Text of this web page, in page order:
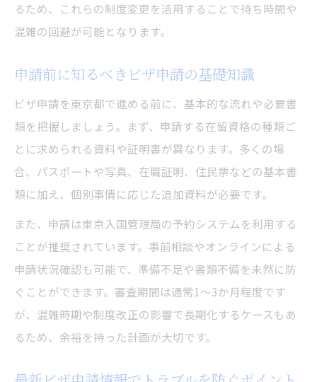
ビザ申請審査遅延時の具体的な対応策
審査状況確認で不安を解消する方法
申請後にできる審査進捗の自主チェック
ビザ申請結果待ちの心構えと注意点
るため、これらの制度変更を活用することで待ち時間や
混雑の回避が可能となります。
申請前に知るべきビザ申請の基礎知識
ビザ申請を東京都で進める前に、基本的な流れや必要書
類を把握しましょう。まず、申請する在留資格の種類ご
とに求められる資料や証明書が異なります。多くの場
合、パスポートや写真、在職証明、住民票などの基本書
類に加え、個別事情に応じた追加資料が必要です。
また、申請は東京入国管理局の予約システムを利用する
ことが推奨されています。事前相談やオンラインによる
申請状況確認も可能で、準備不足や書類不備を未然に防
ぐことができます。審査期間は通常1～3か月程度です
が、混雑時期や制度改正の影響で長期化するケースもあ
るため、余裕を持った計画が大切です。